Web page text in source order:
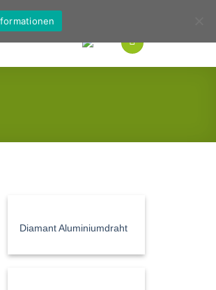
Deutsch
Diamant Aluminiumdraht